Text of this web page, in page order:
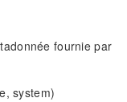
fournie par
system)